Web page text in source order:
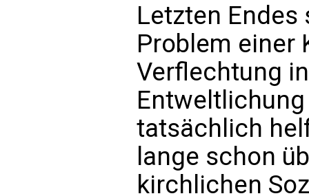
Letzten
Problem einer
Verflechtung
tatsächlich
lange schon
kirchlichen